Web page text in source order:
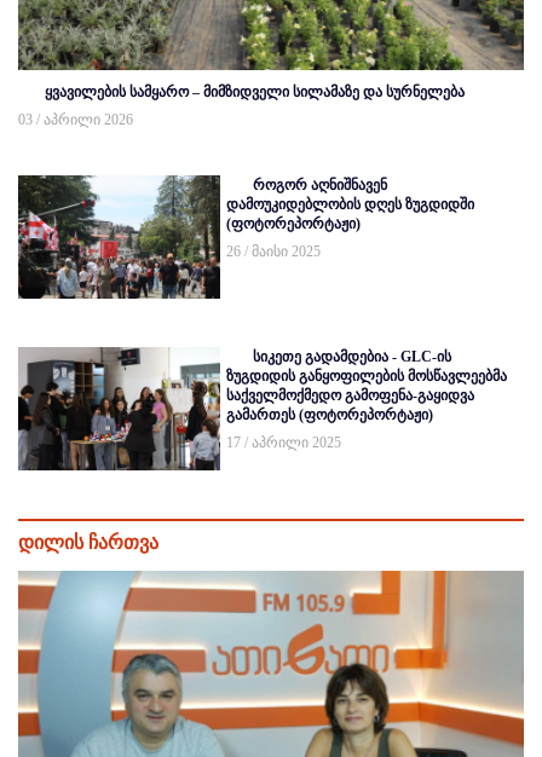
ყვავილების სამყარო – მიმზიდველი სილამაზე და სურნელება
03 / აპრილი 2026
როგორ აღნიშნავენ
დამოუკიდებლობის დღეს ზუგდიდში
(ფოტორეპორტაჟი)
26 / მაისი 2025
სიკეთე გადამდებია - GLC-ის
ზუგდიდის განყოფილების მოსწავლეებმა
საქველმოქმედო გამოფენა-გაყიდვა
გამართეს (ფოტორეპორტაჟი)
17 / აპრილი 2025
დილის ჩართვა